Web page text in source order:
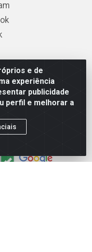
e de
experiência
publicidade
perfil e melhorar a
APP